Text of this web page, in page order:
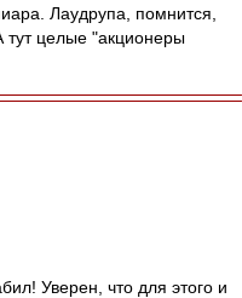
Лаудрупа, помнится,
тут целые "акционеры
Уверен, что для этого и